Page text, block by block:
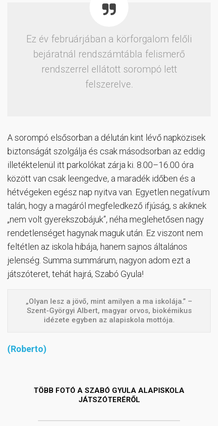
Ez év februárjában a körforgalom felőli
bejáratnál rendszámtábla felismerő
rendszerrel ellátott sorompó lett
felszerelve.
A sorompó elsősorban a délután kint lévő napközisek
biztonságát szolgálja és csak másodsorban az eddig
illetéktelenül itt parkolókat zárja ki. 8.00–16.00 óra
között van csak leengedve, a maradék időben és a
hétvégeken egész nap nyitva van. Egyetlen negatívum
talán, hogy a magáról megfeledkező ifjúság, s akiknek
„nem volt gyerekszobájuk”, néha meglehetősen nagy
rendetlenséget hagynak maguk után. Ez viszont nem
feltétlen az iskola hibája, hanem sajnos általános
jelenség. Summa summárum, nagyon adom ezt a
játszóteret, tehát hajrá, Szabó Gyula!
„Olyan lesz a jövő, mint amilyen a ma iskolája.” –
Szent-Györgyi Albert, magyar orvos, biokémikus
idézete egyben az alapiskola mottója.
(Roberto)
TÖBB FOTÓ A SZABÓ GYULA ALAPISKOLA
JÁTSZÓTERÉRŐL